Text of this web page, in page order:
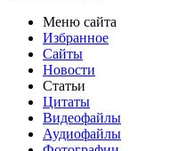
Меню сайта
Избранное
Сайты
Новости
Статьи
Цитаты
Видеофайлы
Аудиофайлы